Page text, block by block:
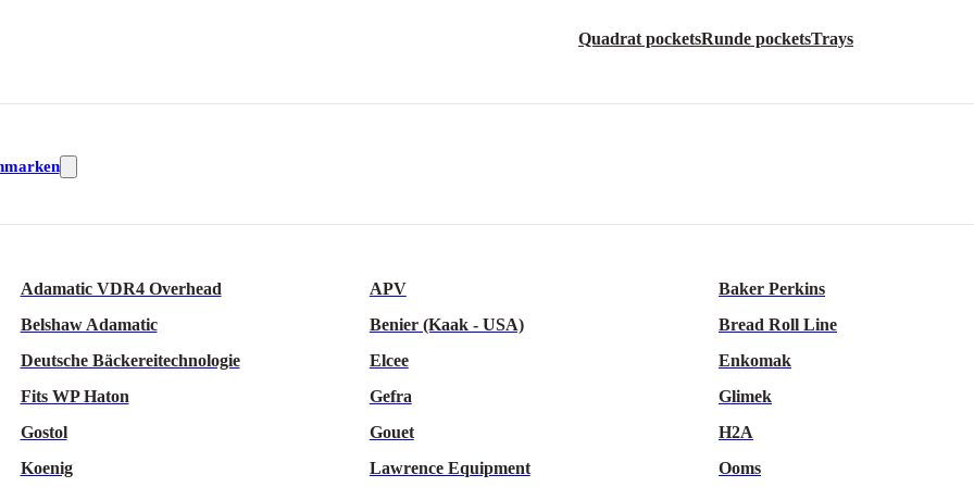
Quadrat pocketsRunde pocketsTrays
Adamatic VDR4 Overhead APV
Baker Perkins
Belshaw Adamatic
Benier (Kaak - USA)
Bread Roll Line
Deutsche Bäckereitechnologie
Elcee
Enkomak
Fits WP Haton
Gefra
Glimek
Gostol
Gouet
H2A
Koenig
Lawrence Equipment
Ooms